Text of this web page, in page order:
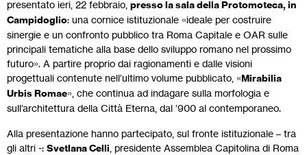
presentato ieri, 22 febbraio, presso la sala della Protomoteca, in
Campidoglio: una cornice istituzionale «ideale per costruire
sinergie e un confronto pubblico tra Roma Capitale e OAR sulle
principali tematiche alla base dello sviluppo romano nel prossimo
futuro». A partire proprio dai ragionamenti e dalle visioni
progettuali contenute nell’ultimo volume pubblicato, «Mirabilia
Urbis Romae», che continua ad indagare sulla morfologia e
sull’architettura della Città Eterna, dal ‘900 al contemporaneo.
Alla presentazione hanno partecipato, sul fronte istituzionale – tra
gli altri -: Svetlana Celli , presidente Assemblea Capitolina di Roma